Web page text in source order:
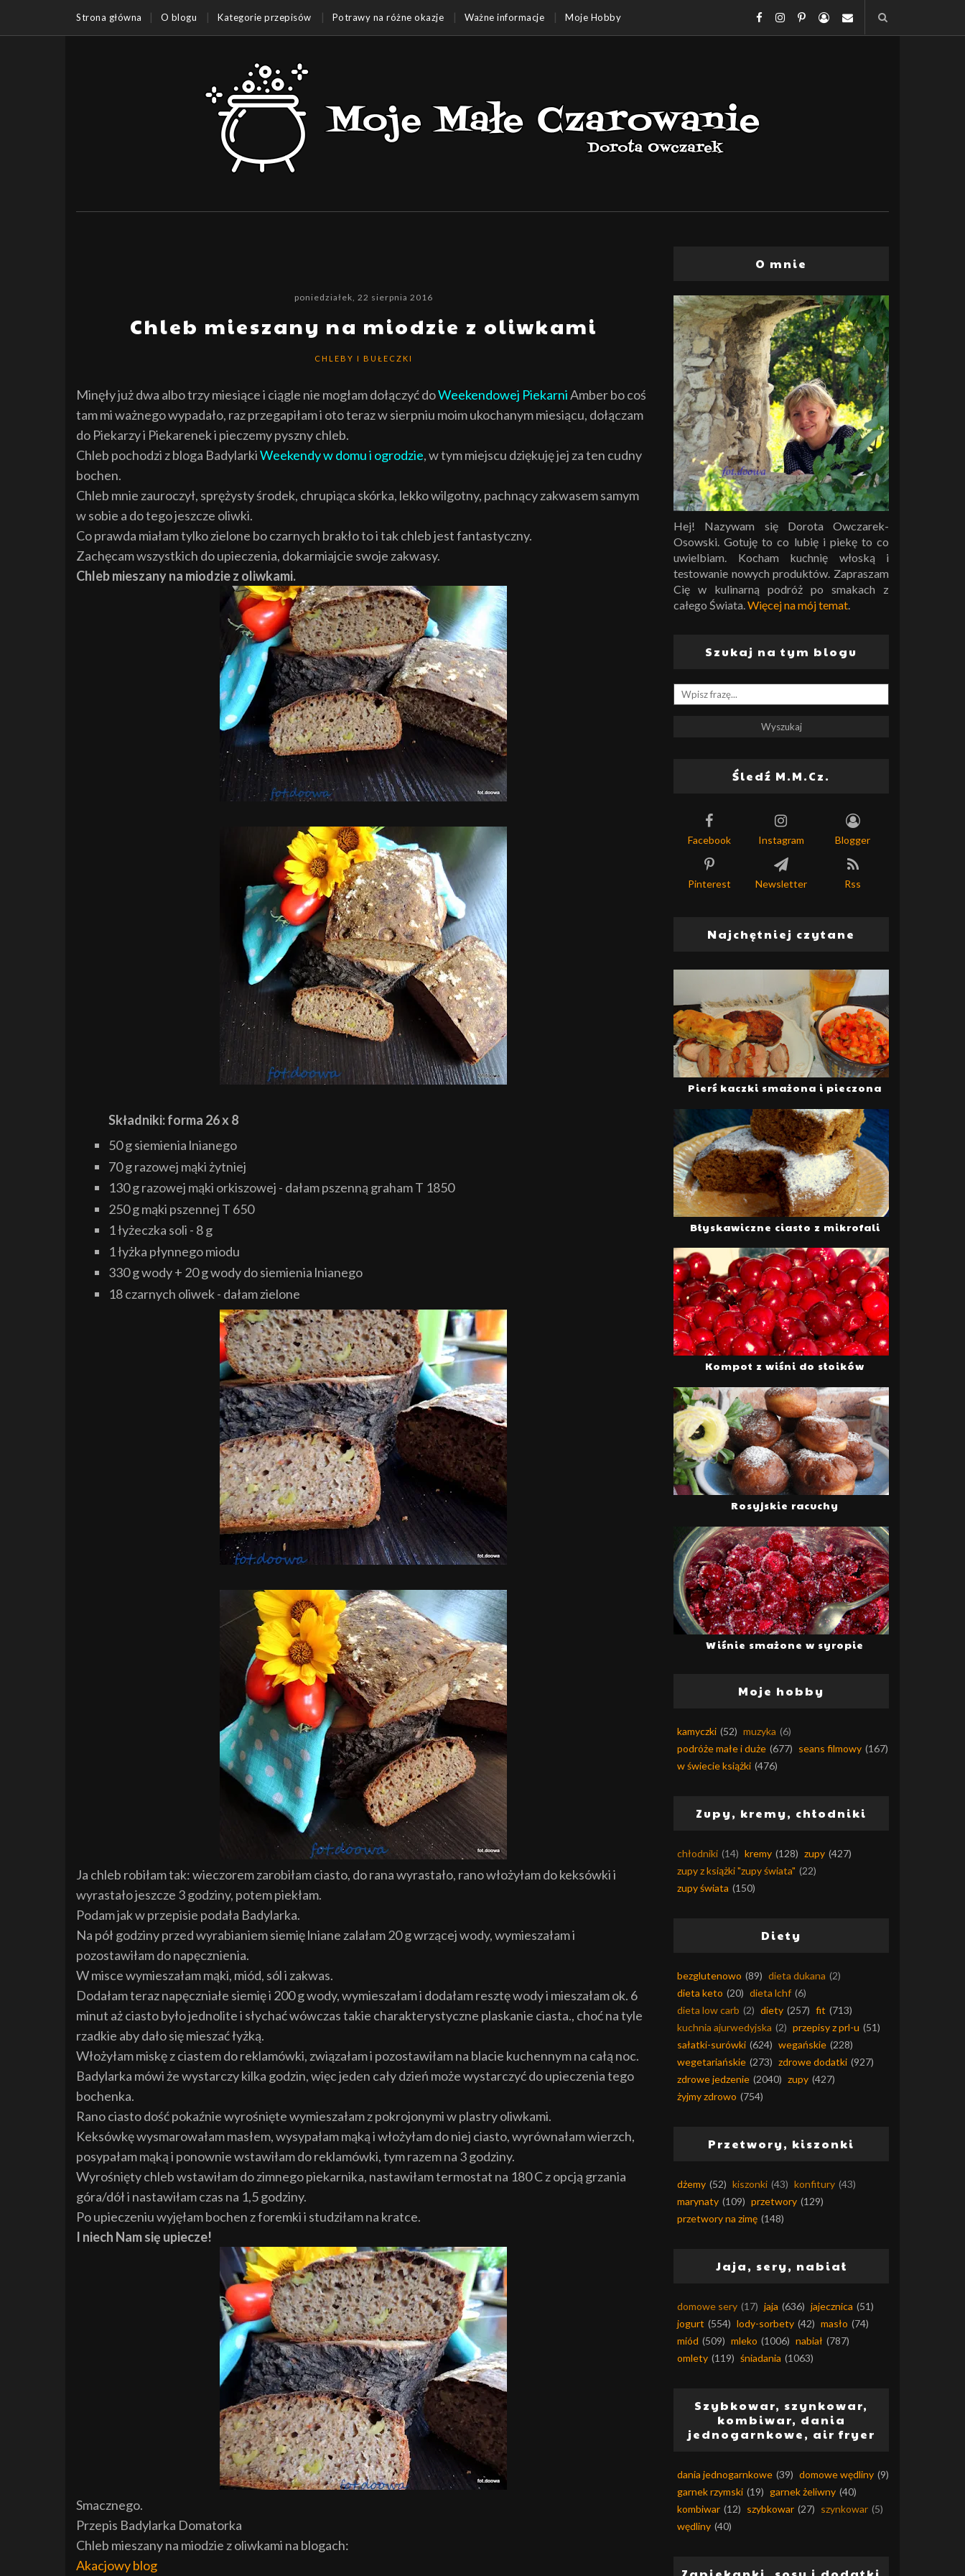
Strona główna O blogu Kategorie przepisów Potrawy na różne okazje Ważne informacje Moje Hobby
poniedziałek, 22 sierpnia 2016
Chleb mieszany na miodzie z oliwkami
CHLEBY I BUŁECZKI
Minęły już dwa albo trzy miesiące i ciągle nie mogłam dołączyć doWeekendowej PiekarniAmber bo coś
tam mi ważnego wypadało, raz przegapiłam i oto teraz w sierpniu moim ukochanym miesiącu, dołączam
do Piekarzy i Piekarenek i pieczemy pyszny chleb.
Chleb pochodzi z bloga BadylarkiWeekendy w domu i ogrodzie, w tym miejscu dziękuję jej za ten cudny
bochen.
Chleb mnie zauroczył, sprężysty środek, chrupiąca skórka, lekko wilgotny, pachnący zakwasem samym
w sobie a do tego jeszcze oliwki.
Co prawda miałam tylko zielone bo czarnych brakło to i tak chleb jest fantastyczny.
Zachęcam wszystkich do upieczenia, dokarmiajcie swoje zakwasy.
Chleb mieszany na miodzie z oliwkami.
Składniki: forma 26 x 8
50 g siemienia lnianego
70 g razowej mąki żytniej
130 g razowej mąki orkiszowej - dałam pszenną graham T 1850
250 g mąki pszennej T 650
1 łyżeczka soli - 8 g
1 łyżka płynnego miodu
330 g wody + 20 g wody do siemienia lnianego
18 czarnych oliwek - dałam zielone
Ja chleb robiłam tak: wieczorem zarobiłam ciasto, do rana wyrastało, rano włożyłam do keksówki i
wyrastało jeszcze 3 godziny, potem piekłam.
Podam jak w przepisie podała Badylarka.
Na pół godziny przed wyrabianiem siemię lniane zalałam 20 g wrzącej wody, wymieszałam i
pozostawiłam do napęcznienia.
W misce wymieszałam mąki, miód, sól i zakwas.
Dodałam teraz napęczniałe siemię i 200 g wody, wymieszałam i dodałam resztę wody i mieszałam ok. 6
minut aż ciasto było jednolite i słychać wówczas takie charakterystyczne plaskanie ciasta., choć na tyle
rzadkie aby dało się mieszać łyżką.
Włożyłam miskę z ciastem do reklamówki, związałam i pozostawiłam na blacie kuchennym na całą noc.
Badylarka mówi że wystarczy kilka godzin, więc jeden cały dzień może wystarczyć do upieczenia tego
bochenka.
Rano ciasto dość pokaźnie wyrośnięte wymieszałam z pokrojonymi w plastry oliwkami.
Keksówkę wysmarowałam masłem, wysypałam mąką i włożyłam do niej ciasto, wyrównałam wierzch,
posypałam mąką i ponownie wstawiłam do reklamówki, tym razem na 3 godziny.
Wyrośnięty chleb wstawiłam do zimnego piekarnika, nastawiłam termostat na 180 C z opcją grzania
góra/dół i nastawiłam czas na 1,5 godziny.
Po upieczeniu wyjęłam bochen z foremki i studziłam na kratce.
I niech Nam się upiecze!
Smacznego.
Przepis Badylarka Domatorka
Chleb mieszany na miodzie z oliwkami na blogach:
Akacjowy blog
O mnie
Hej! Nazywam się Dorota Owczarek-
Osowski. Gotuję to co lubię i piekę to co
uwielbiam. Kocham kuchnię włoską i
testowanie nowych produktów. Zapraszam
Cię w kulinarną podróż po smakach z
całego Świata.Więcej na mój temat.
Szukaj na tym blogu
Śledź M.M.Cz.
Facebook Instagram Blogger
Pinterest Newsletter Rss
Najchętniej czytane
Pierś kaczki smażona i pieczona
Błyskawiczne ciasto z mikrofali
Kompot z wiśni do słoików
Rosyjskie racuchy
Wiśnie smażone w syropie
Moje hobby
kamyczki (52) muzyka (6)
podróże małe i duże (677) seans filmowy (167)
w świecie książki (476)
Zupy, kremy, chłodniki
chłodniki (14) kremy (128) zupy (427)
zupy z książki "zupy świata" (22)
zupy świata (150)
Diety
bezglutenowo (89) dieta dukana (2)
dieta keto (20) dieta lchf (6)
dieta low carb (2) diety (257) fit (713)
kuchnia ajurwedyjska (2) przepisy z prl-u (51)
sałatki-surówki (624) wegańskie (228)
wegetariańskie (273) zdrowe dodatki (927)
zdrowe jedzenie (2040) zupy (427)
żyjmy zdrowo (754)
Przetwory, kiszonki
dżemy (52) kiszonki (43) konfitury (43)
marynaty (109) przetwory (129)
przetwory na zimę (148)
Jaja, sery, nabiał
domowe sery (17) jaja (636) jajecznica (51)
jogurt (554) lody-sorbety (42) masło (74)
miód (509) mleko (1006) nabiał (787)
omlety (119) śniadania (1063)
Szybkowar, szynkowar,
kombiwar, dania
jednogarnkowe, air fryer
dania jednogarnkowe (39) domowe wędliny (9)
garnek rzymski (19) garnek żeliwny (40)
kombiwar (12) szybkowar (27) szynkowar (5)
wędliny (40)